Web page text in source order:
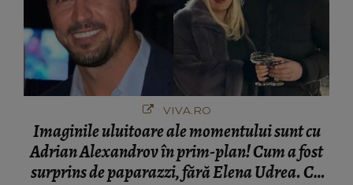
VIVA.RO
Imaginile uluitoare ale momentului sunt cu
Adrian Alexandrov în prim-plan! Cum a fost
surprins de paparazzi, fără Elena Udrea. Cu